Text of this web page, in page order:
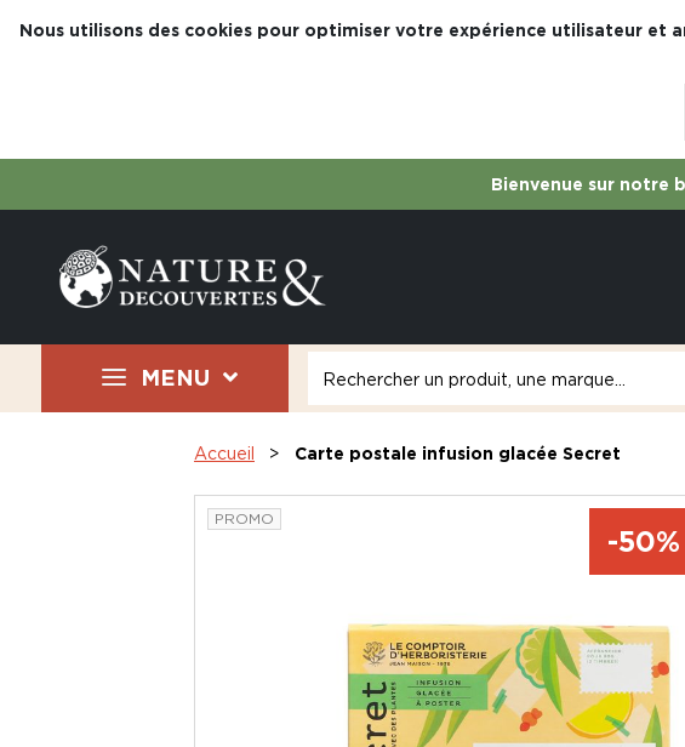
Nous utilisons des cookies pour optimiser votre expérience utilisateur et
Bienvenue sur notre
MENU
Accueil Carte postale infusion glacée Secret
PROMO
-50%